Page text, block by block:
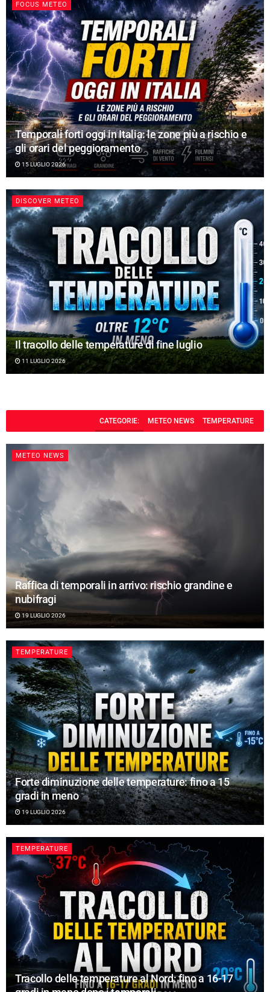
FOCUS METEO
Temporali forti oggi in Italia: le zone più a rischio e
gli orari del peggioramento
15 LUGLIO 2026
DISCOVER METEO
Il tracollo delle temperature di fine luglio
11 LUGLIO 2026
CATEGORIE: METEO NEWS TEMPERATURE
METEO NEWS
Raffica di temporali in arrivo: rischio grandine e
nubifragi
19 LUGLIO 2026
TEMPERATURE
Forte diminuzione delle temperature: fino a 15
gradi in meno
19 LUGLIO 2026
TEMPERATURE
Tracollo delle temperature al Nord: fino a 16-17